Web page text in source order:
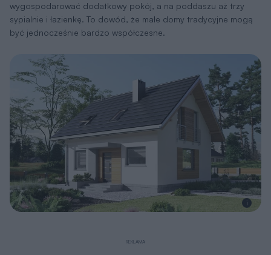
wygospodarować dodatkowy pokój, a na poddaszu aż trzy
sypialnie i łazienkę. To dowód, że małe domy tradycyjne mogą
być jednocześnie bardzo współczesne.
i